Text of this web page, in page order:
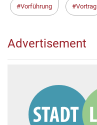
Vorführung Vortrag
Advertisement